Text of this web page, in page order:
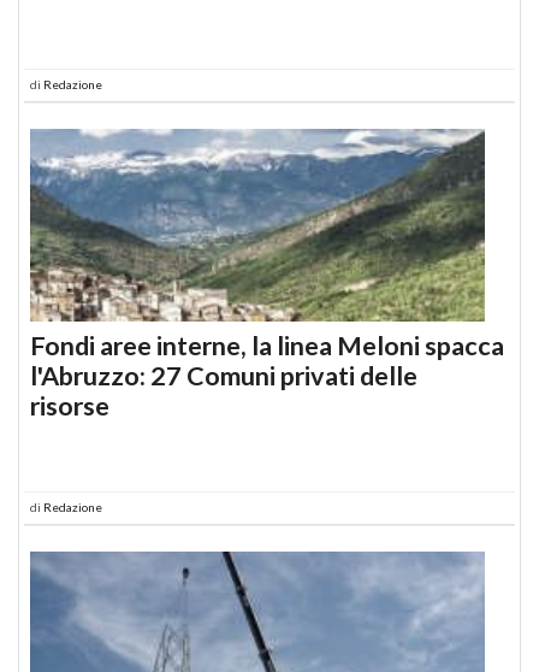
di Redazione
Fondi aree interne, la linea Meloni spacca
l'Abruzzo: 27 Comuni privati delle
risorse
di Redazione